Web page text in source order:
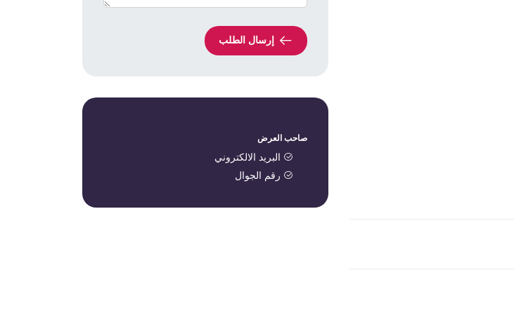
إرسال الطلب
صاحب العرض
البريد الالكتروني
رقم الجوال